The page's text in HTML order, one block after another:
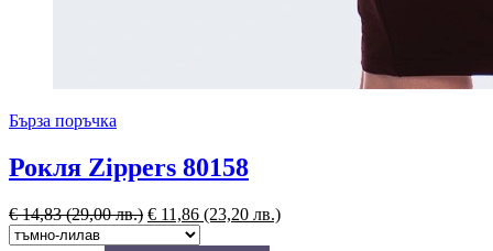
Бърза поръчка
Рокля Zippers 80158
€14,83(29,00 лв.) € 11,86 (23,20 лв.)